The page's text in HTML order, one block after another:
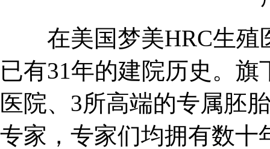
在美国梦美HRC生殖
已有31年的建院历史。
医院、3所高端的专属胚
专家，专家们均拥有数十